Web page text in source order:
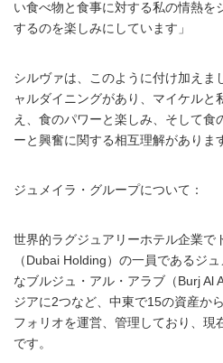
い食べ物と食事に対する私の情熱を
するのを楽しみにしています」
シルヴァは、このように付け加えま
ャルダイニングがあり、マイケルと
え、食のパワーと楽しみ、そして食
ーと興奮に関する相互理解がありま
ジュメイラ・グループについて：
世界的ラグジュアリーホテル企業で
（Dubai Holding）の一員であるジ
なブルジュ・アル・アラブ（Burj Al
ジアに2つなど、中東で15の資産か
フォリオを運営、管理しており、現
です。